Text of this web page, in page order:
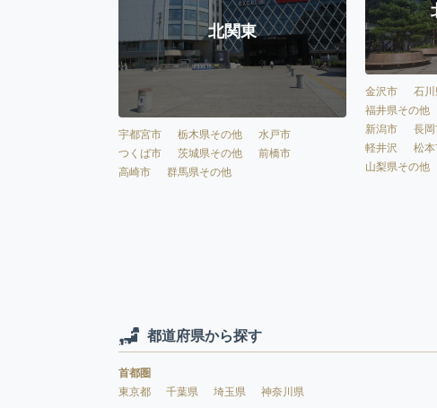
北関東
宇都宮市 栃木県その他
水戸市
つくば市
茨城県その他
前橋市
高崎市
群馬県その他
金沢市 石
福井県その他
新潟市
長
軽井沢
松
山梨県その他
都道府県から探す
首都圏
東京都
千葉県 埼玉県 神奈川県